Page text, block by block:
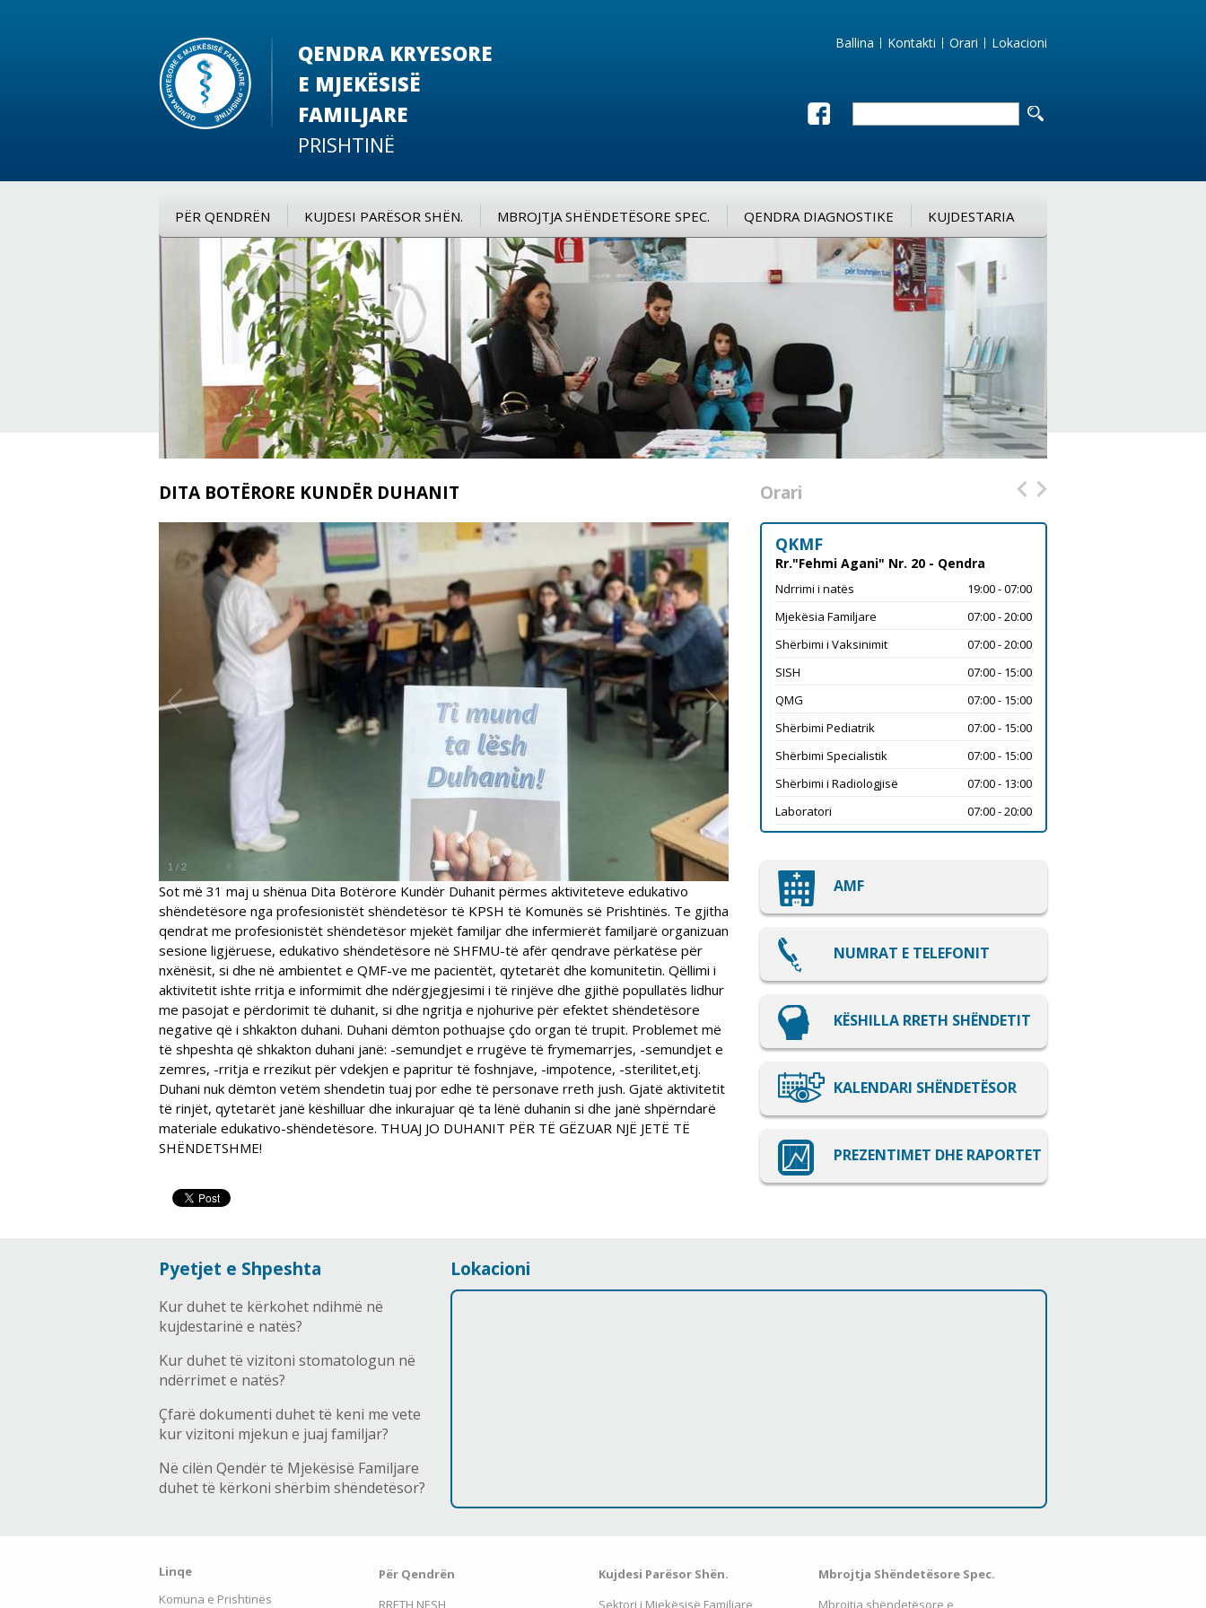
QENDRA KRYESORE
E MJEKËSISË
FAMILJARE
PRISHTINË
Ballina Kontakti Orari Lokacioni
PËR QENDRËN KUJDESI PARËSOR SHËN. MBROJTJA SHËNDETËSORE SPEC. QENDRA DIAGNOSTIKE KUJDESTARIA
DITA BOTËRORE KUNDËR DUHANIT
1 / 2
Sot më 31 maj u shënua Dita Botërore Kundër Duhanit përmes aktiviteteve edukativo
shëndetësore nga profesionistët shëndetësor të KPSH të Komunës së Prishtinës. Te gjitha
qendrat me profesionistët shëndetësor mjekët familjar dhe infermierët familjarë organizuan
sesione ligjëruese, edukativo shëndetësore në SHFMU-të afër qendrave përkatëse për
nxënësit, si dhe në ambientet e QMF-ve me pacientët, qytetarët dhe komunitetin. Qëllimi i
aktivitetit ishte rritja e informimit dhe ndërgjegjesimi i të rinjëve dhe gjithë popullatës lidhur
me pasojat e përdorimit të duhanit, si dhe ngritja e njohurive për efektet shëndetësore
negative që i shkakton duhani. Duhani dëmton pothuajse çdo organ të trupit. Problemet më
të shpeshta që shkakton duhani janë: -semundjet e rrugëve të frymemarrjes, -semundjet e
zemres, -rritja e rrezikut për vdekjen e papritur të foshnjave, -impotence, -sterilitet,etj.
Duhani nuk dëmton vetëm shendetin tuaj por edhe të personave rreth jush. Gjatë aktivitetit
të rinjët, qytetarët janë këshilluar dhe inkurajuar që ta lënë duhanin si dhe janë shpërndarë
materiale edukativo-shëndetësore. THUAJ JO DUHANIT PËR TË GËZUAR NJË JETË TË
SHËNDETSHME!
Orari
QKMF
Rr."Fehmi Agani" Nr. 20 - Qendra
Ndrrimi i natës
19:00 - 07:00
Mjekësia Familjare
07:00 - 20:00
Shërbimi i Vaksinimit
07:00 - 20:00
SISH
07:00 - 15:00
QMG
07:00 - 15:00
Shërbimi Pediatrik
07:00 - 15:00
Shërbimi Specialistik
07:00 - 15:00
Shërbimi i Radiologjisë
07:00 - 13:00
Laboratori
07:00 - 20:00
AMF
NUMRAT E TELEFONIT
KËSHILLA RRETH SHËNDETIT
KALENDARI SHËNDETËSOR
PREZENTIMET DHE RAPORTET
Pyetjet e Shpeshta
Kur duhet te kërkohet ndihmë në
kujdestarinë e natës?
Kur duhet të vizitoni stomatologun në
ndërrimet e natës?
Çfarë dokumenti duhet të keni me vete
kur vizitoni mjekun e juaj familjar?
Në cilën Qendër të Mjekësisë Familjare
duhet të kërkoni shërbim shëndetësor?
Lokacioni
Linqe
Komuna e Prishtinës
Për Qendrën
RRETH NESH
Kujdesi Parësor Shën.
Sektori i Mjekësisë Familiare
Mbrojtja Shëndetësore Spec.
Mbrojtja shëndetësore e